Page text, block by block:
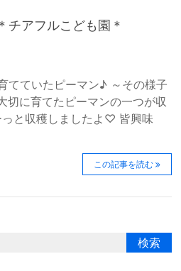
ルこども園＊
てていたピーマン♪ ～その様子
に育てたピーマンの一つが収
と収穫しましたよ♡ 皆興味
この記事を読む